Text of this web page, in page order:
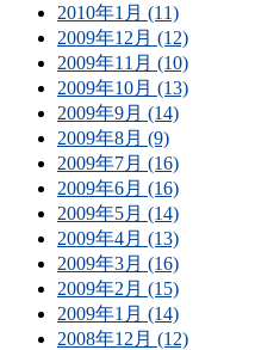
2010年1月 (11)
2009年12月 (12)
2009年11月 (10)
2009年10月 (13)
2009年9月 (14)
2009年8月 (9)
2009年7月 (16)
2009年6月 (16)
2009年5月 (14)
2009年4月 (13)
2009年3月 (16)
2009年2月 (15)
2009年1月 (14)
2008年12月 (12)